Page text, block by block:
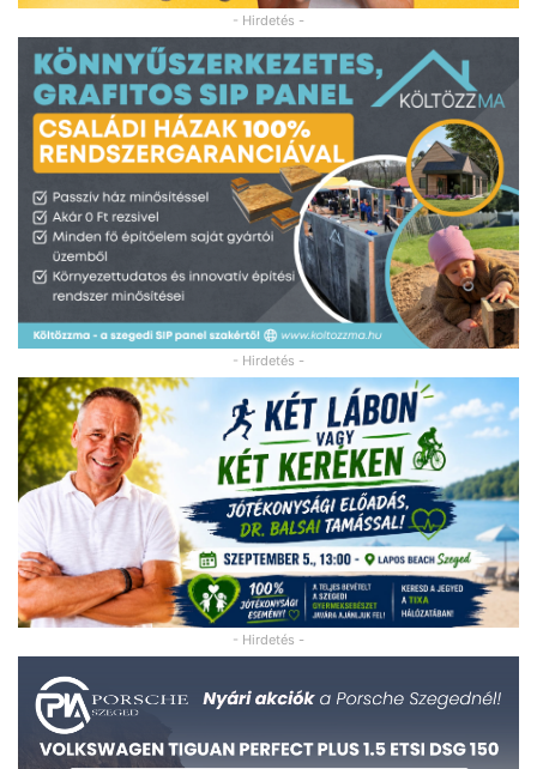
- Hirdetés -
- Hirdetés -
- Hirdetés -